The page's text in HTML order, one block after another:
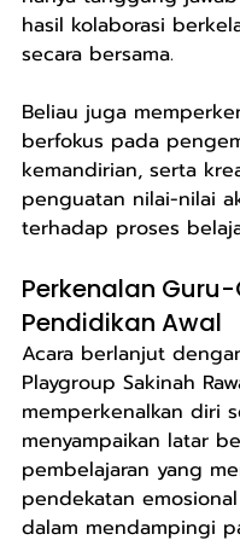
hasil kolaborasi
secara bersama.
Beliau juga
berfokus pada
kemandirian, serta
penguatan nilai-nilai
terhadap proses
Perkenalan
Pendidikan Awal
Acara berlanjut
Playgroup Sakinah
memperkenalkan diri
menyampaikan latar
pembelajaran yang
pendekatan
dalam mendampingi